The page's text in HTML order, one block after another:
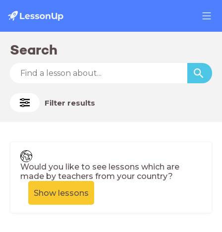
Search
Filter results
Would you like to see lessons which are
made by teachers from your country?
Show lessons